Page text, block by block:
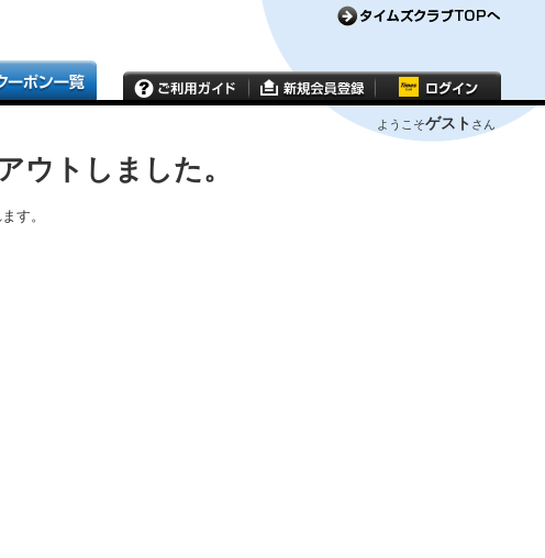
ようこそゲスト さん
ウトしました。
す。